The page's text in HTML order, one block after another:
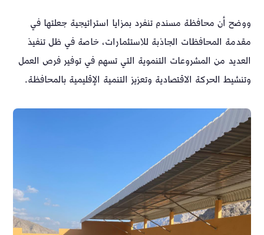
ووضح أن محافظة مسندم تنفرد بمزايا استراتيجية جعلتها في
مقدمة المحافظات الجاذبة للاستثمارات، خاصة في ظل تنفيذ
العديد من المشروعات التنموية التي تسهم في توفير فرص العمل
وتنشيط الحركة الاقتصادية وتعزيز التنمية الإقليمية بالمحافظة.